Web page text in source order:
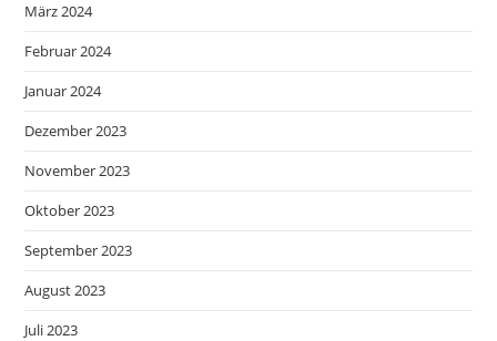
März 2024
Februar 2024
Januar 2024
Dezember 2023
November 2023
Oktober 2023
September 2023
August 2023
Juli 2023